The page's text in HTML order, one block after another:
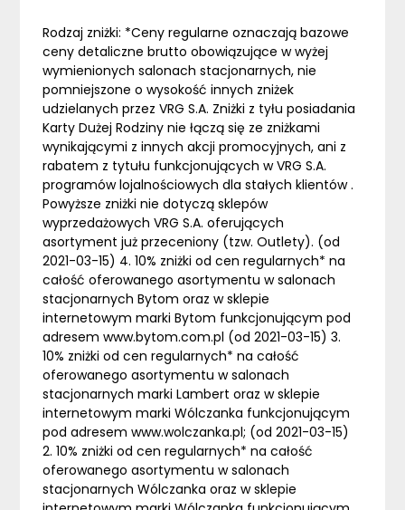
Rodzaj zniżki: *Ceny regularne oznaczają bazowe
ceny detaliczne brutto obowiązujące w wyżej
wymienionych salonach stacjonarnych, nie
pomniejszone o wysokość innych zniżek
udzielanych przez VRG S.A. Zniżki z tyłu posiadania
Karty Dużej Rodziny nie łączą się ze zniżkami
wynikającymi z innych akcji promocyjnych, ani z
rabatem z tytułu funkcjonujących w VRG S.A.
programów lojalnościowych dla stałych klientów .
Powyższe zniżki nie dotyczą sklepów
wyprzedażowych VRG S.A. oferujących
asortyment już przeceniony (tzw. Outlety). (od
2021-03-15) 4. 10% zniżki od cen regularnych* na
całość oferowanego asortymentu w salonach
stacjonarnych Bytom oraz w sklepie
internetowym marki Bytom funkcjonującym pod
adresem www.bytom.com.pl (od 2021-03-15) 3.
10% zniżki od cen regularnych* na całość
oferowanego asortymentu w salonach
stacjonarnych marki Lambert oraz w sklepie
internetowym marki Wólczanka funkcjonującym
pod adresem www.wolczanka.pl; (od 2021-03-15)
2. 10% zniżki od cen regularnych* na całość
oferowanego asortymentu w salonach
stacjonarnych Wólczanka oraz w sklepie